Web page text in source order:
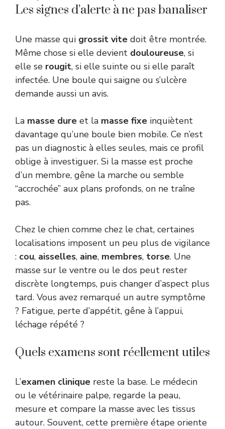
Les signes d’alerte à ne pas banaliser
Une masse qui grossit vite doit être montrée.
Même chose si elle devient douloureuse, si
elle se rougit, si elle suinte ou si elle paraît
infectée. Une boule qui saigne ou s’ulcère
demande aussi un avis.
La masse dure et la masse fixe inquiètent
davantage qu’une boule bien mobile. Ce n’est
pas un diagnostic à elles seules, mais ce profil
oblige à investiguer. Si la masse est proche
d’un membre, gêne la marche ou semble
“accrochée” aux plans profonds, on ne traîne
pas.
Chez le chien comme chez le chat, certaines
localisations imposent un peu plus de vigilance
: cou, aisselles, aine, membres, torse. Une
masse sur le ventre ou le dos peut rester
discrète longtemps, puis changer d’aspect plus
tard. Vous avez remarqué un autre symptôme
? Fatigue, perte d’appétit, gêne à l’appui,
léchage répété ?
Quels examens sont réellement utiles
L’examen clinique reste la base. Le médecin
ou le vétérinaire palpe, regarde la peau,
mesure et compare la masse avec les tissus
autour. Souvent, cette première étape oriente